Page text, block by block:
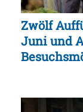
Zwölf
Juni und